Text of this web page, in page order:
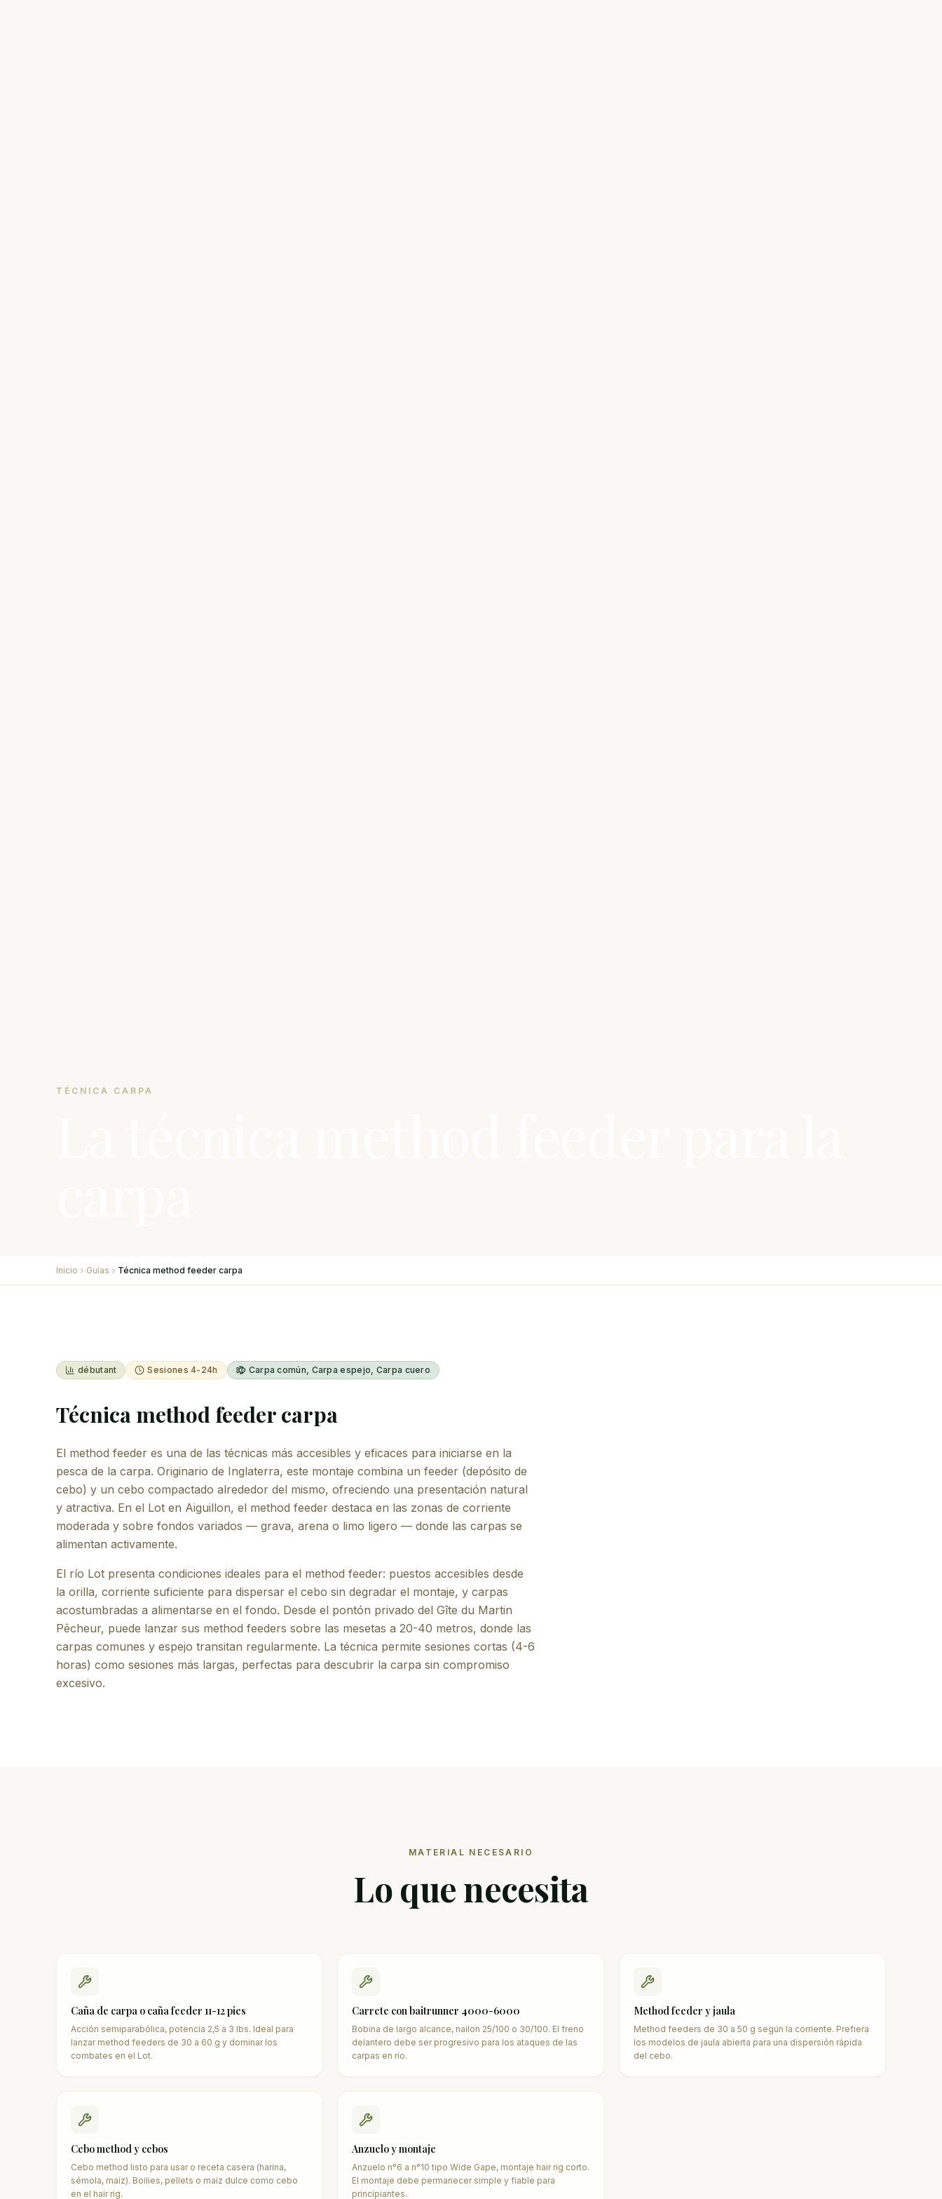
TÉCNICA CARPA
Inicio Guías Técnica method feeder carpa
débutant Sesiones 4-24h Carpa común, Carpa espejo, Carpa cuero
Técnica method feeder carpa
El method feeder es una de las técnicas más accesibles y eficaces para iniciarse en la
pesca de la carpa. Originario de Inglaterra, este montaje combina un feeder (depósito de
cebo) y un cebo compactado alrededor del mismo, ofreciendo una presentación natural
y atractiva. En el Lot en Aiguillon, el method feeder destaca en las zonas de corriente
moderada y sobre fondos variados — grava, arena o limo ligero — donde las carpas se
alimentan activamente.
El río Lot presenta condiciones ideales para el method feeder: puestos accesibles desde
la orilla, corriente suficiente para dispersar el cebo sin degradar el montaje, y carpas
acostumbradas a alimentarse en el fondo. Desde el pontón privado del Gîte du Martin
Pêcheur, puede lanzar sus method feeders sobre las mesetas a 20-40 metros, donde las
carpas comunes y espejo transitan regularmente. La técnica permite sesiones cortas (4-6
horas) como sesiones más largas, perfectas para descubrir la carpa sin compromiso
excesivo.
MATERIAL NECESARIO
Lo que necesita
Caña de carpa o caña feeder 11-12 pies
Acción semiparabólica, potencia 2,5 a 3 lbs. Ideal para
lanzar method feeders de 30 a 60 g y dominar los
combates en el Lot.
Carrete con baitrunner 4000-6000
Bobina de largo alcance, nailon 25/100 o 30/100. El freno
delantero debe ser progresivo para los ataques de las
carpas en río.
Method feeder y jaula
Method feeders de 30 a 50 g según la corriente. Prefiera
los modelos de jaula abierta para una dispersión rápida
del cebo.
Cebo method y cebos
Cebo method listo para usar o receta casera (harina,
sémola, maíz). Boilies, pellets o maíz dulce como cebo
en el hair rig.
Anzuelo y montaje
Anzuelo n°6 a n°10 tipo Wide Gape, montaje hair rig corto.
El montaje debe permanecer simple y fiable para
principiantes.